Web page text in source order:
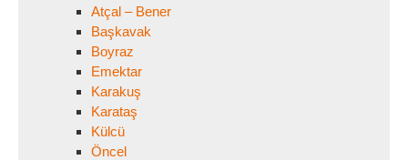
Atçal – Bener
Başkavak
Boyraz
Emektar
Karakuş
Karataş
Külcü
Öncel